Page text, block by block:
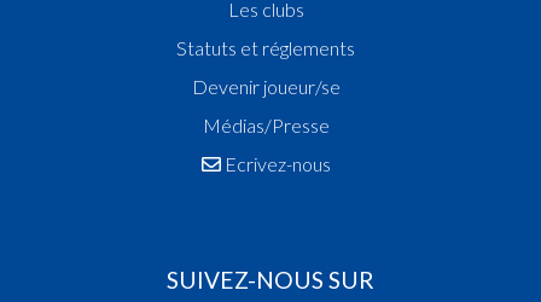
Les clubs
Statuts et réglements
Devenir joueur/se
Médias/Presse
Ecrivez-nous
SUIVEZ-NOUS SUR